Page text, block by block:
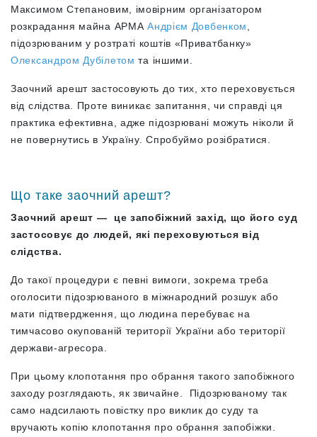
Максимом Степановим, імовірним організатором
розкрадання майна АРМААндрієм Довбенком
підозрюваним у розтраті коштів «Приватбанку»
Олександром Дубілетом та іншими.
Заочний арешт застосовують до тих, хто переховується
від слідства. Проте виникає запитання, чи справді ця
практика ефективна, адже підозрювані можуть ніколи й
не повернутись в Україну. Спробуймо розібратися.
Що таке заочний арешт?
Заочний арешт — це запобіжний захід, що його суд
застосовує до людей, які переховуються від
слідства.
До такої процедури є певні вимоги, зокрема треба
оголосити підозрюваного в міжнародний розшук або
мати підтвердження, що людина перебуває на
тимчасово окупованій території України або території
держави-агресора.
При цьому клопотання про обрання такого запобіжного
заходу розглядають, як звичайне. Підозрюваному так
само надсилають повістку про виклик до суду та
вручають копію клопотання про обрання запобіжки.